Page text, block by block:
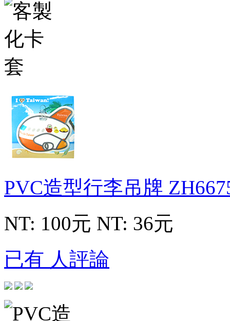
PVC造型行李吊牌
NT: 100元 NT: 36元
已有 人評論